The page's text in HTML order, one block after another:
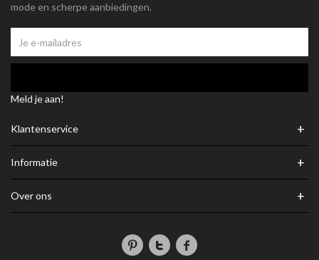
mode en scherpe aanbiedingen.
Meld je aan!
Klantenservice +
Informatie +
Over ons +